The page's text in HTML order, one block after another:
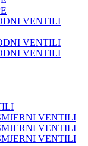
VENTILI
VENTILI
VENTILI
VENTILI
VENTILI
VENTILI